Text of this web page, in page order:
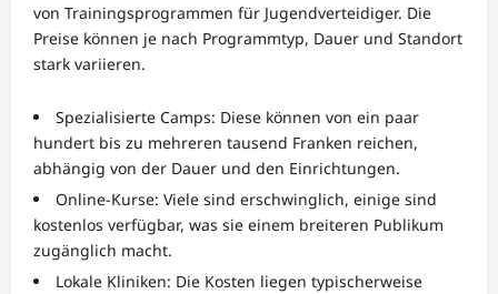
von Trainingsprogrammen für Jugendverteidiger. Die
Preise können je nach Programmtyp, Dauer und Standort
stark variieren.
Spezialisierte Camps: Diese können von ein paar
hundert bis zu mehreren tausend Franken reichen,
abhängig von der Dauer und den Einrichtungen.
Online-Kurse: Viele sind erschwinglich, einige sind
kostenlos verfügbar, was sie einem breiteren Publikum
zugänglich macht.
Lokale Kliniken: Die Kosten liegen typischerweise